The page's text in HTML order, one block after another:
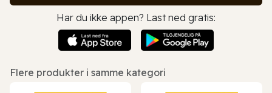
Har du ikke appen? Last ned gratis:
Flere produkter i samme kategori